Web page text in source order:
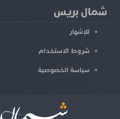
شمال بريس
للإشهار
شروط الاستخدام
سياسة الخصوصية